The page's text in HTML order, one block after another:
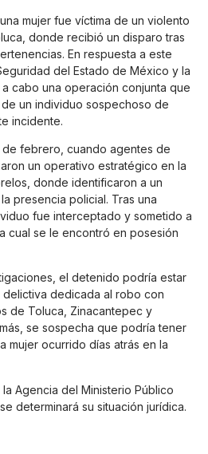
mujer fue víctima de un violento
donde recibió un disparo tras
En respuesta a este
del Estado de México y la
cabo una operación conjunta que
un individuo sospechoso de
incidente.
de febrero, cuando agentes de
un operativo estratégico en la
donde identificaron a un
presencia policial. Tras una
fue interceptado y sometido a
cual se le encontró en posesión
el detenido podría estar
dedicada al robo con
de Toluca, Zinacantepec y
se sospecha que podría tener
mujer ocurrido días atrás en la
Agencia del Ministerio Público
determinará su situación jurídica.